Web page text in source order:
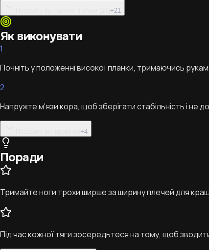
+21
Як виконувати
1
Почніть у положенні високої планки, тримаючись
2
Напружте м'язи кора, щоб зберігати стабільність і не
+4
Поради
Тримайте ноги трохи ширше за ширину плечей для
Під час кожної тяги зосередьтеся на тому, щоб